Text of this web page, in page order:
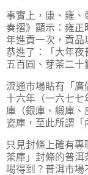
事實上，康、雍、
奏摺》顯示：雍正
年進貢一次，貢品
恭進了：「大年夜
五百圓、芽茶二
流通市場貼有「廣
十六年（一六七七
庫（銀庫、緞庫、
瓷庫，至此所謂「
只見封條上確有專
茶庫」封條的普洱
喝得到？普洱市場